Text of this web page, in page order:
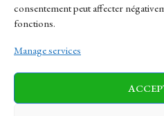
consentement peut affecter
fonctions.
Manage services
Sitemap
News Finance-
Business Tech Health